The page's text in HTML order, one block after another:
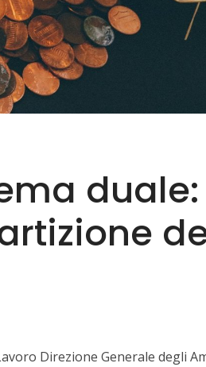
duale:
Direzione Generale degli